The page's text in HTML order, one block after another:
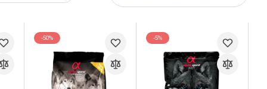
-50% -5%